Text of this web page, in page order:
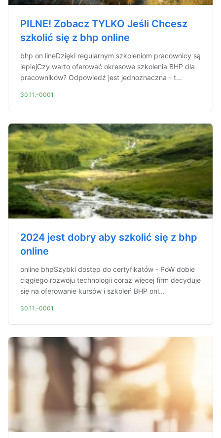
PILNE! Zobacz TYLKO Jeśli Chcesz
szkolić się z bhp online
bhp on lineDzięki regularnym szkoleniom pracownicy są
lepiejCzy warto oferować okresowe szkolenia BHP dla
pracowników? Odpowiedź jest jednoznaczna - t...
30.11.-0001
2024 jest dobry aby szkolić się z bhp
online
online bhpSzybki dostęp do certyfikatów - PoW dobie
ciągłego rozwoju technologii coraz więcej firm decyduje
się na oferowanie kursów i szkoleń BHP onl...
30.11.-0001